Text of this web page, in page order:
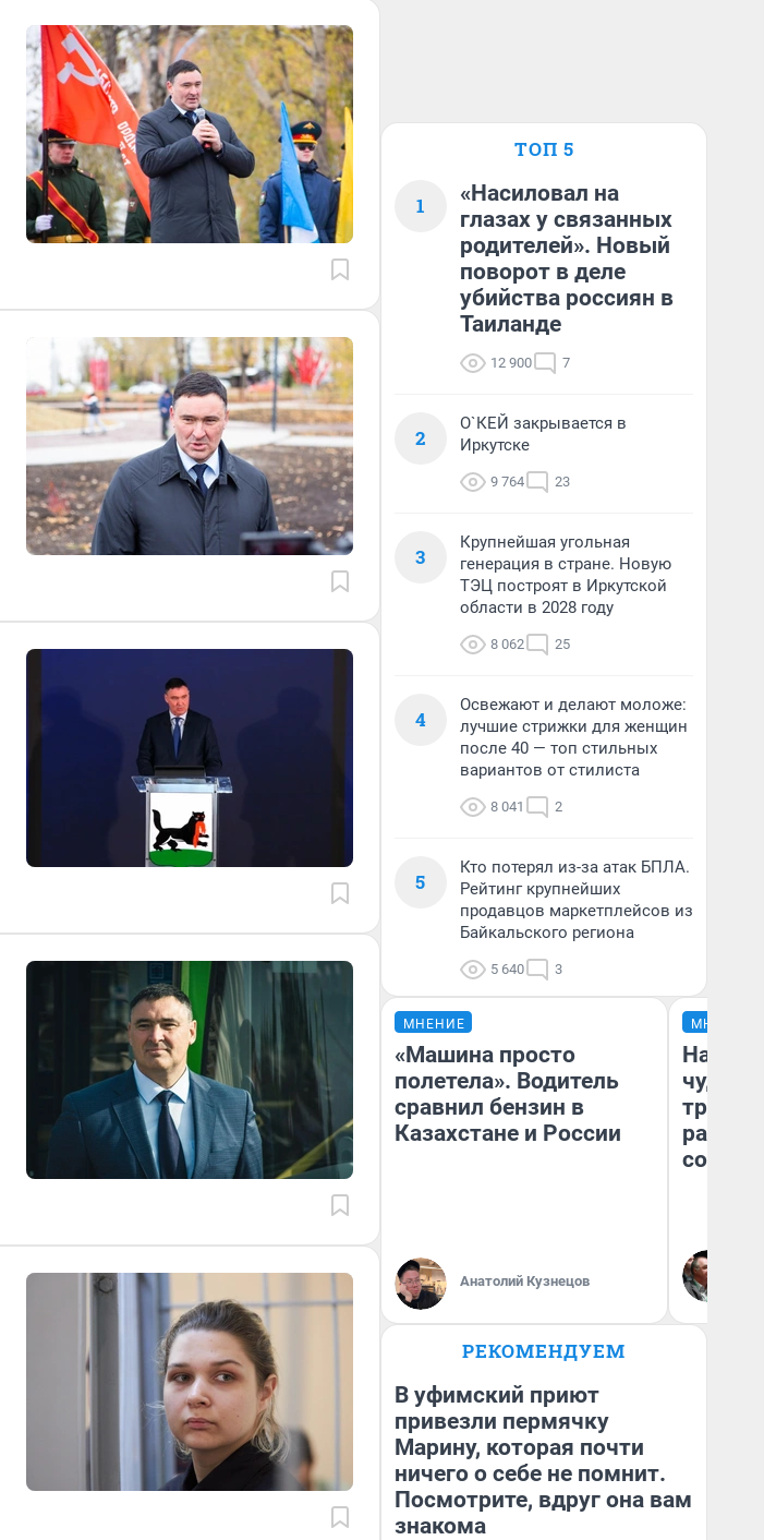
ТОП 5
1
«Насиловал на
глазах у связанных
родителей». Новый
поворот в деле
убийства россиян в
Таиланде
12 900 7
2
О`КЕЙ закрывается в
Иркутске
9 764 23
3
Крупнейшая угольная
генерация в стране. Новую
ТЭЦ построят в Иркутской
области в 2028 году
8 062 25
4
Освежают и делают моложе:
лучшие стрижки для женщин
после 40 — топ стильных
вариантов от стилиста
8 041 2
5
Кто потерял из-за атак БПЛА.
Рейтинг крупнейших
продавцов маркетплейсов из
Байкальского региона
5 640 3
МНЕНИЕ
«Машина просто
полетела». Водитель
сравнил бензин в
Казахстане и России
Анатолий Кузнецов
МНЕНИЕ
чудом
РЕКОМЕНДУЕМ
В уфимский приют
привезли пермячку
Марину, которая почти
ничего о себе не помнит.
Посмотрите, вдруг она вам
знакома